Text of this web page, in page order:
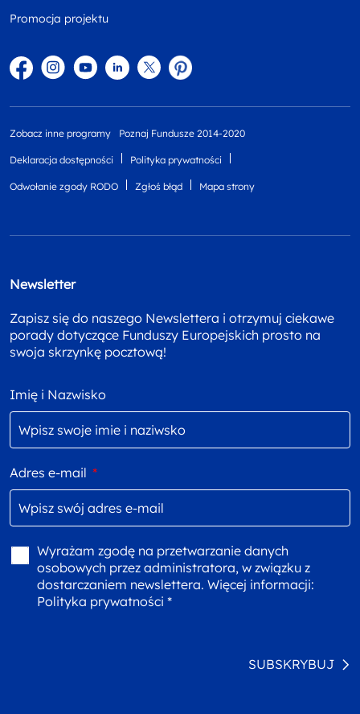
Promocja projektu
FacebookInstagram
YouTubeLinkedintwitterPinterest
Zobacz inne programy Poznaj Fundusze 2014-2020
Deklaracja dostępności Polityka prywatności
Odwołanie zgody RODO Zgłoś błąd Mapa strony
Newsletter
Zapisz się do naszego Newslettera i otrzymuj ciekawe
porady dotyczące Funduszy Europejskich prosto na
swoja skrzynkę pocztową!
Imię i Nazwisko
Adres e-mail *
Wyrażam zgodę na przetwarzanie danych
osobowych przez administratora, w związku z
dostarczaniem newslettera. Więcej informacji:
Polityka prywatności *
SUBSKRYBUJ